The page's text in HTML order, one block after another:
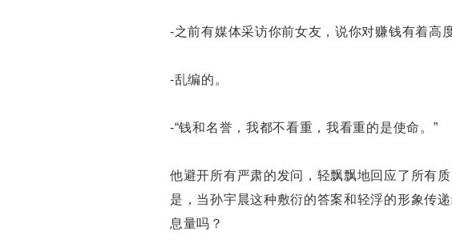
-之前有媒体采访你前女友，说你对赚钱有着高
-乱编的。
-“钱和名誉，我都不看重，我看重的是使命。”
他避开所有严肃的发问，轻飘飘地回应了所有
是，当孙宇晨这种敷衍的答案和轻浮的形象传
息量吗？